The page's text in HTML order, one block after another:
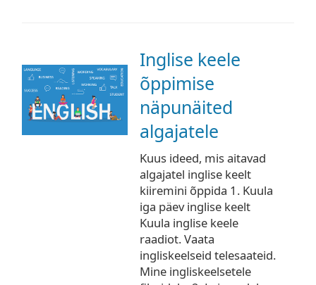
Inglise keele
õppimise
näpunäited
algajatele
Kuus ideed, mis aitavad
algajatel inglise keelt
kiiremini õppida 1. Kuula
iga päev inglise keelt
Kuula inglise keele
raadiot. Vaata
ingliskeelseid telesaateid.
Mine ingliskeelsetele